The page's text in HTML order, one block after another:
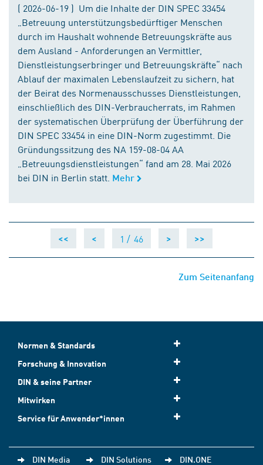
( 2026-06-19 ) Um die Inhalte der DIN SPEC 33454
„Betreuung unterstützungsbedürftiger Menschen
durch im Haushalt wohnende Betreuungskräfte aus
dem Ausland - Anforderungen an Vermittler,
Dienstleistungserbringer und Betreuungskräfte“ nach
Ablauf der maximalen Lebenslaufzeit zu sichern, hat
der Beirat des Normenausschusses Dienstleistungen,
einschließlich des DIN-Verbraucherrats, im Rahmen
der systematischen Überprüfung der Überführung der
DIN SPEC 33454 in eine DIN-Norm zugestimmt. Die
Gründungssitzung des NA 159-08-04 AA
„Betreuungsdienstleistungen“ fand am 28. Mai 2026
bei DIN in Berlin statt. Mehr
<< < 1 / 46 > >>
Zum Seitenanfang
Normen & Standards
Forschung & Innovation
DIN & seine Partner
Mitwirken
Service für Anwender*innen
DIN Media DIN Solutions DIN.ONE